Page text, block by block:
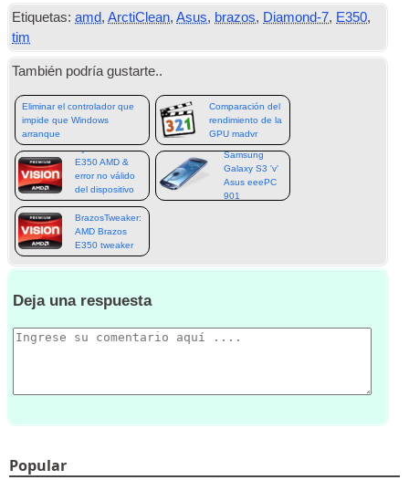
Etiquetas: amd,ArctiClean,Asus, brazos, Diamond-7, E350,
tim
También podría gustarte..
Eliminar el controlador que
impide que Windows
arranque
Comparación del
rendimiento de la
GPU madvr
Fijo: Accidentes
E350 AMD &
error no válido
del dispositivo
de arranque
Samsung
Galaxy S3 'v'
Asus eeePC
901
BrazosTweaker:
AMD Brazos
E350 tweaker
Deja una respuesta
Popular